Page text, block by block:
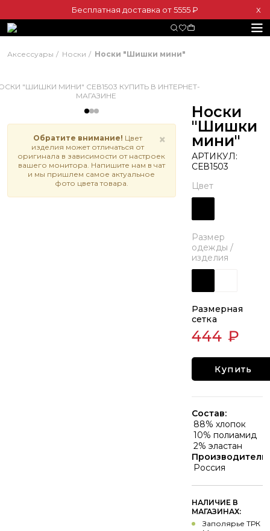
Бесплатная доставка от 5555 ₽ Х
Аксессуары Носки Носки "Шишки мини"
×
Обратите внимание! Цвет
изделия может отличаться от
оригинала в зависимости от настроек
вашего монитора. Напишите нам в чат
и мы пришлем самое актуальное
фото цвета товара.
Носки
"Шишки
мини"
АРТИКУЛ:
СЕВ1503
Цвет
Размер
одежды /
изделия
Размерная
сетка
444 ₽
Купить
Состав:
88% хлопок
10% полиамид
2% эластан
Производитель:
Россия
НАЛИЧИЕ В
МАГАЗИНАХ:
Заполярье ТРК